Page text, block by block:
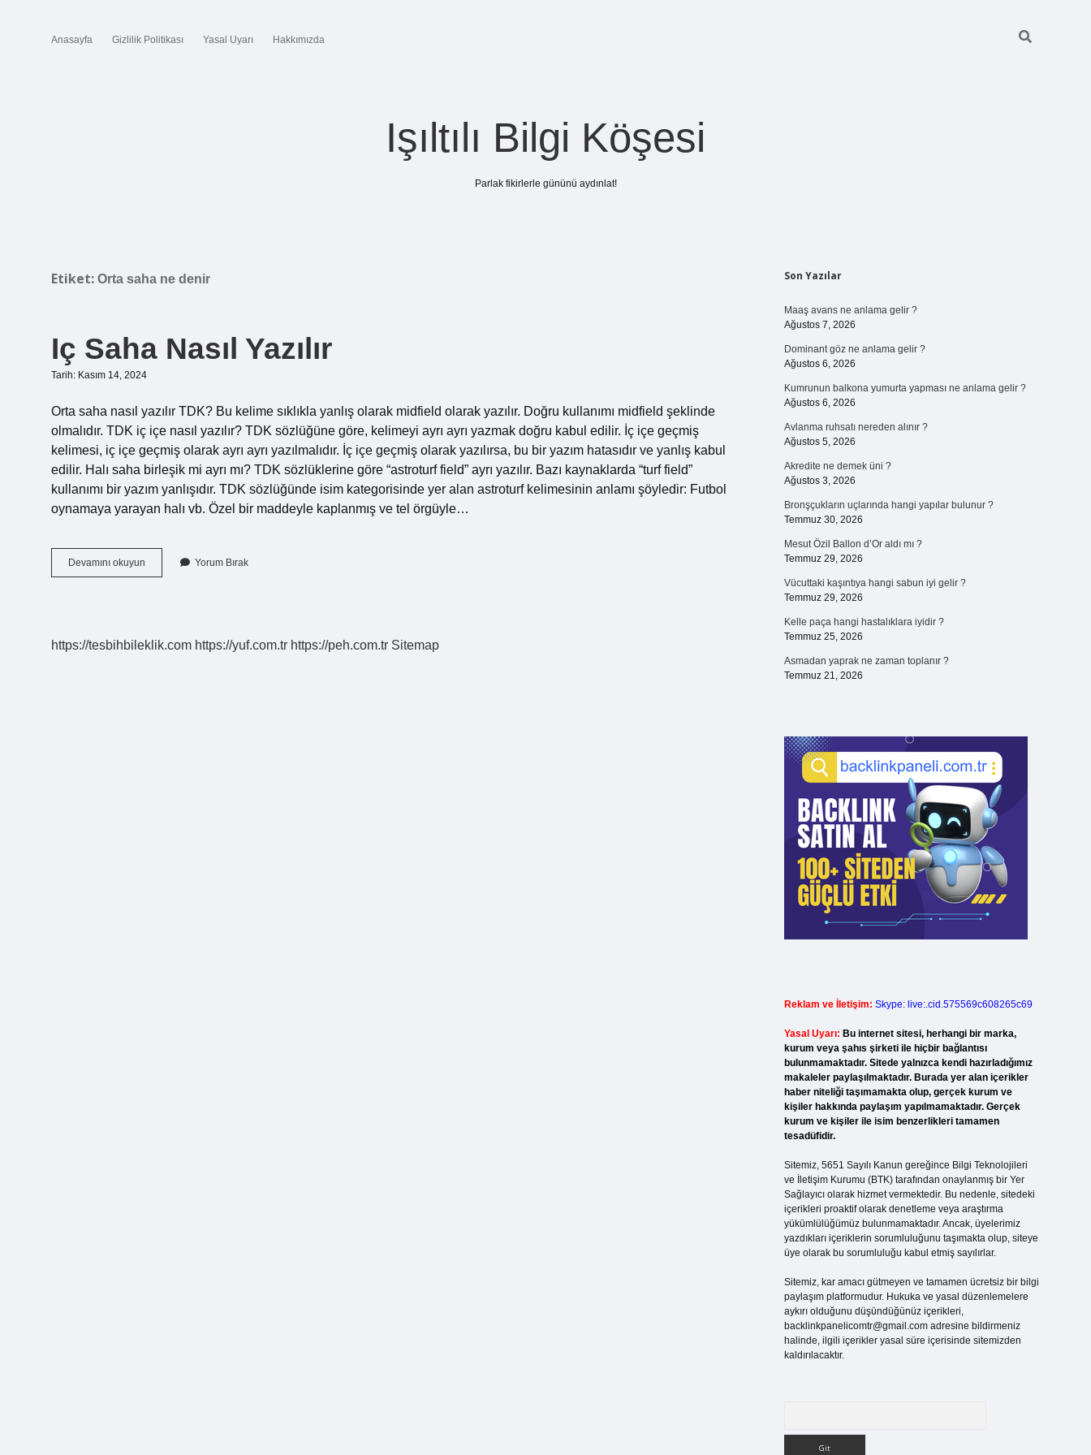
Anasayfa Gizlilik Politikası Yasal Uyarı Hakkımızda
Işıltılı Bilgi Köşesi
Parlak fikirlerle gününü aydınlat!
Etiket: Orta saha ne denir
Iç Saha Nasıl Yazılır
Tarih: Kasım 14, 2024
Orta saha nasıl yazılır TDK? Bu kelime sıklıkla yanlış olarak midfield olarak yazılır. Doğru kullanımı midfield şeklinde
olmalıdır. TDK iç içe nasıl yazılır? TDK sözlüğüne göre, kelimeyi ayrı ayrı yazmak doğru kabul edilir. İç içe geçmiş
kelimesi, iç içe geçmiş olarak ayrı ayrı yazılmalıdır. İç içe geçmiş olarak yazılırsa, bu bir yazım hatasıdır ve yanlış kabul
edilir. Halı saha birleşik mi ayrı mı? TDK sözlüklerine göre “astroturf field” ayrı yazılır. Bazı kaynaklarda “turf field”
kullanımı bir yazım yanlışıdır. TDK sözlüğünde isim kategorisinde yer alan astroturf kelimesinin anlamı şöyledir: Futbol
oynamaya yarayan halı vb. Özel bir maddeyle kaplanmış ve tel örgüyle…
Devamını okuyun
Saha
Yorum Bırak
https://tesbihbileklik.com https://yuf.com.tr https://peh.com.tr Sitemap
Sidebar
Son Yazılar
Maaş avans ne anlama gelir ?
Ağustos 7, 2026
Dominant göz ne anlama gelir ?
Ağustos 6, 2026
Kumrunun balkona yumurta yapması ne anlama gelir ?
Ağustos 6, 2026
Avlanma ruhsatı nereden alınır ?
Ağustos 5, 2026
Akredite ne demek üni ?
Ağustos 3, 2026
Bronşçukların uçlarında hangi yapılar bulunur ?
Temmuz 30, 2026
Mesut Özil Ballon d’Or aldı mı ?
Temmuz 29, 2026
Vücuttaki kaşıntıya hangi sabun iyi gelir ?
Temmuz 29, 2026
Kelle paça hangi hastalıklara iyidir ?
Temmuz 25, 2026
Asmadan yaprak ne zaman toplanır ?
Temmuz 21, 2026
Reklam ve İletişim: Skype: live:.cid.575569c608265c69
Yasal Uyarı: Bu internet sitesi, herhangi bir marka,
kurum veya şahıs şirketi ile hiçbir bağlantısı
bulunmamaktadır. Sitede yalnızca kendi hazırladığımız
makaleler paylaşılmaktadır. Burada yer alan içerikler
haber niteliği taşımamakta olup, gerçek kurum ve
kişiler hakkında paylaşım yapılmamaktadır. Gerçek
kurum ve kişiler ile isim benzerlikleri tamamen
tesadüfidir.
Sitemiz, 5651 Sayılı Kanun gereğince Bilgi Teknolojileri
ve İletişim Kurumu (BTK) tarafından onaylanmış bir Yer
Sağlayıcı olarak hizmet vermektedir. Bu nedenle, sitedeki
içerikleri proaktif olarak denetleme veya araştırma
yükümlülüğümüz bulunmamaktadır. Ancak, üyelerimiz
yazdıkları içeriklerin sorumluluğunu taşımakta olup, siteye
üye olarak bu sorumluluğu kabul etmiş sayılırlar.
Sitemiz, kar amacı gütmeyen ve tamamen ücretsiz bir bilgi
paylaşım platformudur. Hukuka ve yasal düzenlemelere
aykırı olduğunu düşündüğünüz içerikleri,
backlinkpanelicomtr@gmail.comadresine bildirmeniz
halinde, ilgili içerikler yasal süre içerisinde sitemizden
kaldırılacaktır.